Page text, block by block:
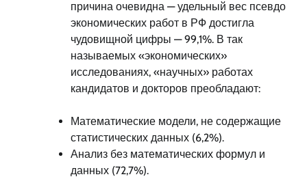
причина очевидна — удельный вес псевдо
экономических работ в РФ достигла
чудовищной цифры — 99,1%. В так
называемых «экономических»
исследованиях, «научных» работах
кандидатов и докторов преобладают:
Математические модели, не содержащие
статистических данных (6,2%).
Анализ без математических формул и
данных (72,7%).